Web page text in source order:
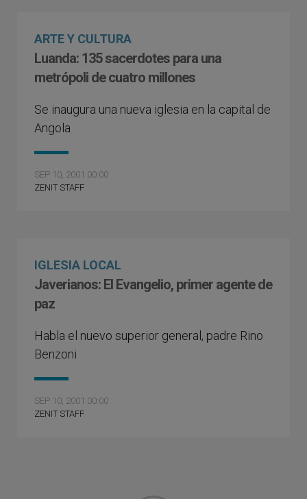
ARTE Y CULTURA
Luanda: 135 sacerdotes para una
metrópoli de cuatro millones
Se inaugura una nueva iglesia en la capital de
Angola
SEP 10, 2001 00:00
ZENIT STAFF
IGLESIA LOCAL
Javerianos: El Evangelio, primer agente de
paz
Habla el nuevo superior general, padre Rino
Benzoni
SEP 10, 2001 00:00
ZENIT STAFF